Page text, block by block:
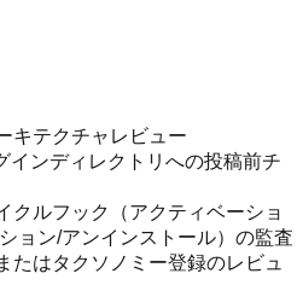
キテクチャレビュー
インディレクトリへの投稿前チ
クルフック（アクティベーショ
ョン/アンインストール）の監査
たはタクソノミー登録のレビュ